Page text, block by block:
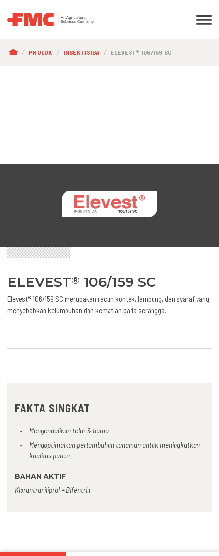
BREADCRUMB
PRODUK INSEKTISIDA ELEVEST® 106/159 SC
ELEVEST® 106/159 SC
Elevest® 106/159 SC merupakan racun kontak, lambung, dan syaraf yang
menyebabkan kelumpuhan dan kematian pada serangga.
FAKTA SINGKAT
Mengendalikan telur & hama
Mengoptimalkan pertumbuhan tanaman untuk meningkatkan
kualitas panen
BAHAN AKTIF
Klorantraniliprol + Bifentrin